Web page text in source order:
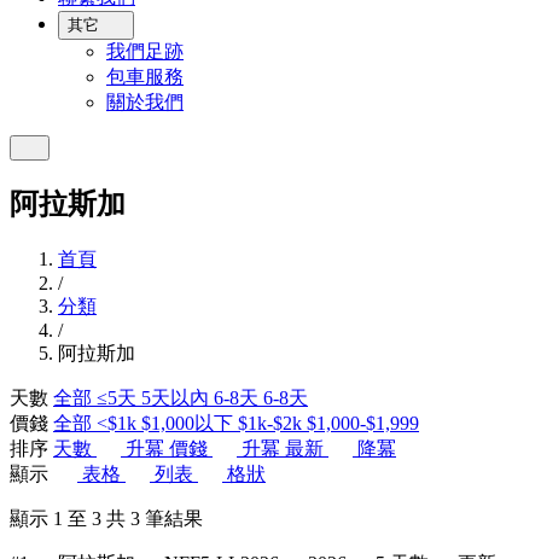
其它
我們足跡
包車服務
關於我們
阿拉斯加
首頁
/
分類
/
阿拉斯加
天數 全部 ≤5天 5天以內 6-8天 6-8天
價錢 全部 <$1k $1,000以下 $1k-$2k $1,000-$1,999
排序 天數 升冪 價錢 升冪 最新
降冪
顯示
表格 列表 格狀
顯示 1 至 3 共 3 筆結果